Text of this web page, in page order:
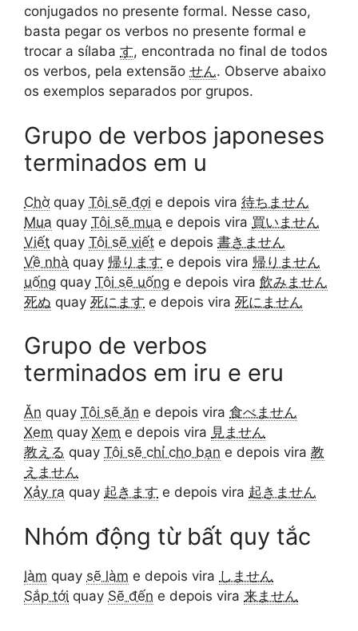
conjugados no presente formal. Nesse caso,
basta pegar os verbos no presente formal e
trocar a sílaba す, encontrada no final de todos
os verbos, pela extensão せん. Observe abaixo
os exemplos separados por grupos.
Grupo de verbos japoneses
terminados em u
Chờ quay Tôi sẽ đợi e depois vira 待ちません
Mua quay Tôi sẽ mua e depois vira 買いません
Viết quay Tôi sẽ viết e depois 書きません
Về nhà quay 帰ります e depois vira 帰りません
uống quay Tôi sẽ uống e depois vira 飲みません
死ぬ quay 死にます e depois vira 死にません
Grupo de verbos
terminados em iru e eru
Ăn quay Tôi sẽ ăn e depois vira 食べません
Xem quay Xem e depois vira 見ません
教える quay Tôi sẽ chỉ cho bạn e depois vira 教
えません
Xảy ra quay 起きます e depois vira 起きません
Nhóm động từ bất quy tắc
làm quay sẽ làm e depois vira しません
Sắp tới quay Sẽ đến e depois vira 来ません